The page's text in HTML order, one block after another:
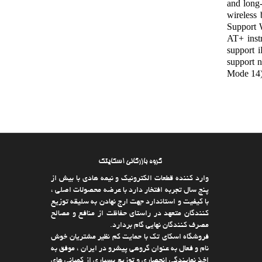
and
wireless
Support
AT+
support
support
Mode
گروه بازرگانی اسکایتک
وارد كننده قطعات الکترونیک و نیمه هادی با بیش از
پنج سال تجربه افتخار دارد با عرضه محصولات اصلی ،
با كیفیت و استاندارد جهت ارج نهادن به سلیقه توزیع
كنندگان متعهد در راستای حفاظت از منافع و مصالح
مصرف كنندگان نهایی گام بردارد.
فروشگاه اسکای تک با حمایت كم نظیر مشتریان خوش
نام و فعال به عنوان گروهی پیشرو در ایران ، موفق به